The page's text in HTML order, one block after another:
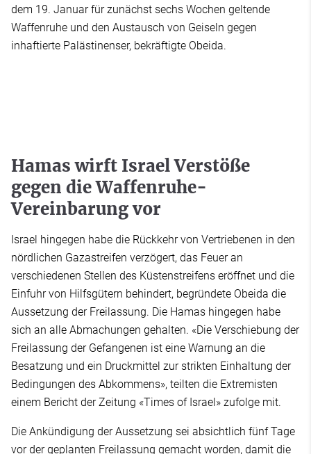
dem 19. Januar für zunächst sechs Wochen geltende
Waffenruhe und den Austausch von Geiseln gegen
inhaftierte Palästinenser, bekräftigte Obeida.
Hamas wirft Israel Verstöße
gegen die Waffenruhe-
Vereinbarung vor
Israel hingegen habe die Rückkehr von Vertriebenen in den
nördlichen Gazastreifen verzögert, das Feuer an
verschiedenen Stellen des Küstenstreifens eröffnet und die
Einfuhr von Hilfsgütern behindert, begründete Obeida die
Aussetzung der Freilassung. Die Hamas hingegen habe
sich an alle Abmachungen gehalten. «Die Verschiebung der
Freilassung der Gefangenen ist eine Warnung an die
Besatzung und ein Druckmittel zur strikten Einhaltung der
Bedingungen des Abkommens», teilten die Extremisten
einem Bericht der Zeitung «Times of Israel» zufolge mit.
Die Ankündigung der Aussetzung sei absichtlich fünf Tage
vor der geplanten Freilassung gemacht worden, damit die